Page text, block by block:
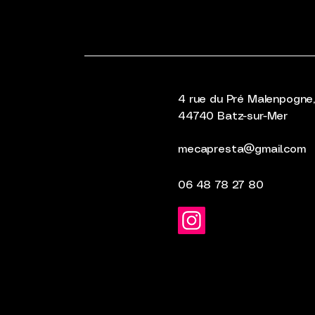
4 rue du Pré Malenpogne,
44740 Batz-sur-Mer
mecapresta@gmail.com
06 48 78 27 80